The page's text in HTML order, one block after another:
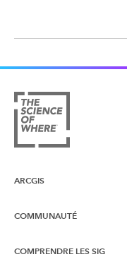
ARCGIS
Vue d’ensemble d’ArcGIS
COMMUNAUTÉ
Esri Community
COMPRENDRE LES SIG